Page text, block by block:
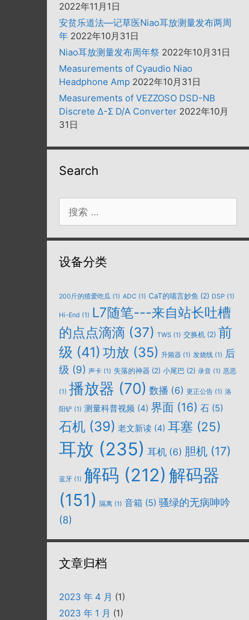
2022年11月1日
安贫乐道法—记草医Niao耳放测量发布两周
年 2022年10月31日
Niao耳放测量发布周年祭 2022年10月31日
Measurements of Cyaudio Niao
Headphone Amp 2022年10月31日
Measurements of VEZZOSO DSD-NB
Discrete Δ-Σ D/A Converter 2022年10月
31日
Search
索：
设备分类
200斤的猹爱吃瓜 (1) ADC (1) CaT的喵言妙鱼 (2) DSP (1)
Hi-End (1) L7随笔---来自站长吐槽
的点点滴滴 (37) TWS (1) 交换机 (2) 前
级 (41) 功放 (35) 升频器 (1) 发烧线 (1) 后
级 (9) 声卡 (1) 失落的神器 (2) 小尾巴 (2) 录音 (1) 恶恶
(1) 播放器 (70) 数播 (6) 更正公告 (1) 洛
阳铲 (1) 测量科普视频 (4) 界面 (16) 石 (5)
石机 (39) 老文新读 (4) 耳塞 (25)
耳放 (235) 耳机 (6) 胆机 (17)
蓝牙 (1) 解码 (212) 解码器
(151) 隔离 (1) 音箱 (5) 骚绿的无病呻吟
(8)
文章归档
2023 年 4 月 (1)
2023 年 1 月 (1)